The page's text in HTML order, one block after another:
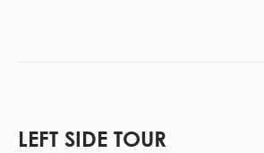
LEFT SIDE TOUR